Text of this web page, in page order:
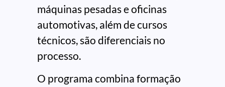
máquinas pesadas e oficinas
automotivas, além de cursos
técnicos, são diferenciais no
processo.
O programa combina formação